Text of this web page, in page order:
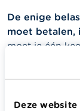
Deze
De enige
moet betalen,
moet je één
aanvullende
kadastraal